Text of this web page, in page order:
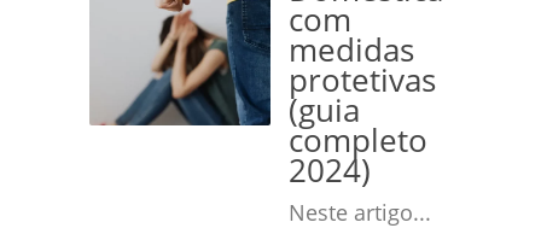
com
medidas
protetivas
(guia
completo
2024)
Neste artigo...